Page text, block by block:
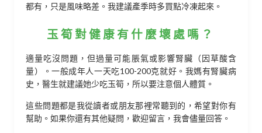
都有，只是風味略差。我建議產季時多買點冷凍起來。
玉筍對健康有什麼壞處嗎？
適量吃沒問題，但過量可能脹氣或影響腎臟（因草酸含
量）。一般成年人一天吃100-200克就好。我媽有腎臟病
史，醫生就建議她少吃玉筍，所以要注意個人體質。
這些問題都是我從讀者或朋友那裡常聽到的，希望對你有
幫助。如果你還有其他疑問，歡迎留言，我會儘量回答。